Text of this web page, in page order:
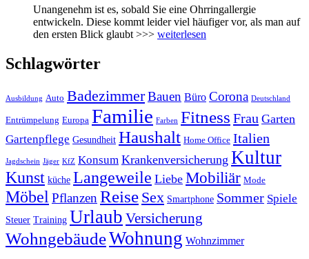
Unangenehm ist es, sobald Sie eine Ohrringallergie
entwickeln. Diese kommt leider viel häufiger vor, als man auf
den ersten Blick glaubt >>> weiterlesen
Schlagwörter
Ausbildung Auto BadezimmerBauen Büro Corona Deutschland
Entrümpelung Europa Familie Farben Fitness Frau Garten
Gartenpflege Gesundheit Haushalt Home Office Italien
Jagdschein Jäger KfZ Konsum Krankenversicherung Kultur
Kunst küche Langeweile Liebe Mobiliär Mode
Möbel Pflanzen Reise Sex Smartphone Sommer Spiele
Steuer Training Urlaub Versicherung
WohngebäudeWohnung Wohnzimmer